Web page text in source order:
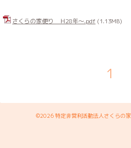
さくらの家便り Ｈ28年～.pdf (1.13MB)
1
©2026特定非営利活動法人さくらの家